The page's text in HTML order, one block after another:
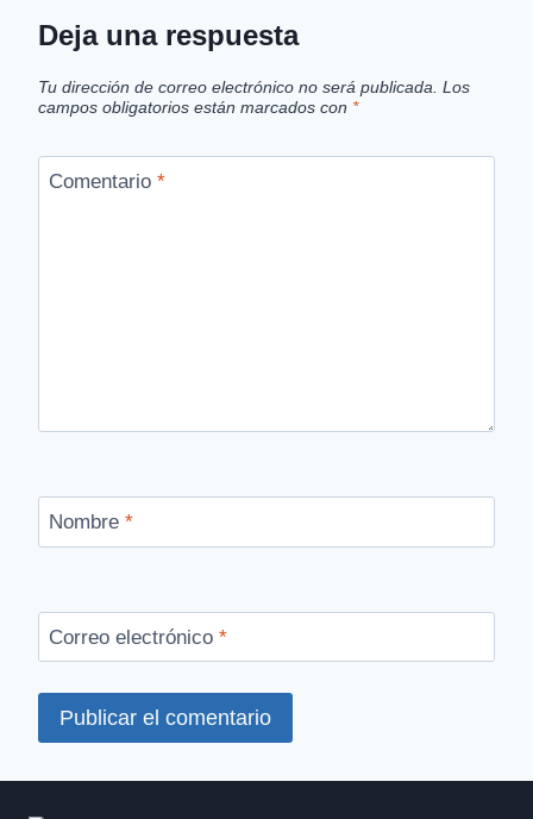
Deja una respuesta
Tu dirección de correo electrónico no será publicada. Los
campos obligatorios están marcados con *
Comentario *
Nombre *
Correo electrónico *